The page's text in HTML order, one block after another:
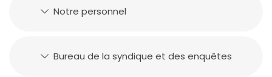
Notre personnel
Bureau de la syndique et des enquêtes